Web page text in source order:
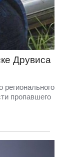
Друвиса
регионального
пропавшего